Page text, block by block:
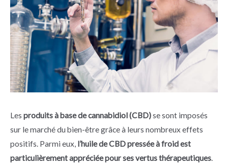
Les produits à base de cannabidiol (CBD)se sont imposés
sur le marché du bien-être grâce à leurs nombreux effets
positifs. Parmi eux, l’huile de CBD pressée à froid est
particulièrement appréciée pour ses vertus thérapeutiques.